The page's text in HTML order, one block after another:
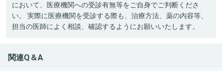
において、医療機関への受診有無等をご自身でご判断くださ
い。 実際に医療機関を受診する際も、治療方法、薬の内容等、
担当の医師によく相談、確認するようにお願いいたします。
関連Q＆A